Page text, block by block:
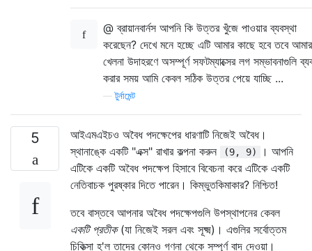
@ ব্রায়ানবার্নস আপনি কি উত্তর খুঁজে পাওয়ার ব্যবস্থা
করেছেন? দেখে মনে হচ্ছে এটি আমার কাছে হবে তবে আমার
খেলনা উদাহরণে অসম্পূর্ণ সফটম্যাক্সের লগ সম্ভাবনাগুলি
করার সময় আমি কেবল সঠিক উত্তর পেয়ে যাচ্ছি ...
—টুর্নামেন্ট
5
আইএমএইচও অবৈধ পদক্ষেপের ধারণাটি নিজেই অবৈধ।
স্থানাঙ্কে একটি "এক্স" রাখার কল্পনা করুন
(9, 9)
। আপনি
এটিকে একটি অবৈধ পদক্ষেপ হিসাবে বিবেচনা করে এটিকে একটি
নেতিবাচক পুরষ্কার দিতে পারেন। কিম্ভুতকিমাকার? নিশ্চিত!
তবে বাস্তবে আপনার অবৈধ পদক্ষেপগুলি উপস্থাপনের কেবল
একটি প্রতীক(যা নিজেই সরল এবং সূক্ষ্ম)। এগুলির সর্বোত্তম
চিকিত্সা হ'ল তাদের কোনও গণনা থেকে সম্পূর্ণ বাদ দেওয়া।